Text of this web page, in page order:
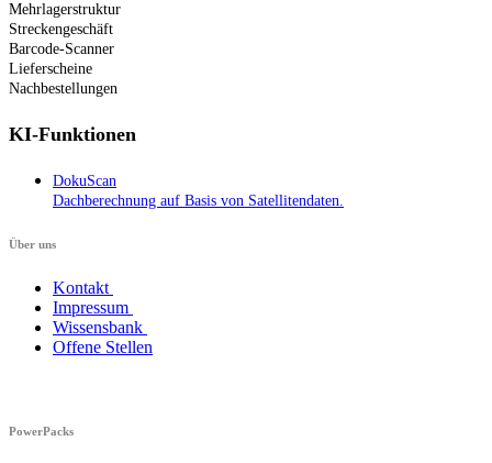
Mehrlagerstruktur
Streckengeschäft
Barcode-Scanner
Lieferscheine
Nachbestellungen
KI-Funktionen
DokuScan
Dachberechnung auf Basis von Satellitendaten.
Über uns​​
Kontakt
Impressum
Wissensbank
Offene Stellen
PowerPacks